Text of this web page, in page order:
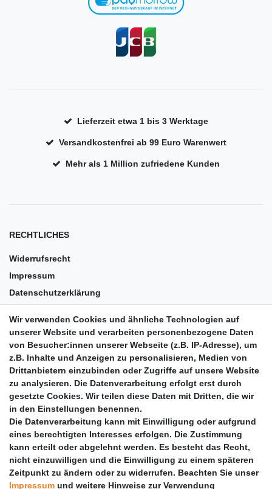
Lieferzeit etwa 1 bis 3 Werktage
Versandkostenfrei ab 99 Euro Warenwert
Mehr als 1 Million zufriedene Kunden
RECHTLICHES
Widerrufsrecht
Impressum
Datenschutzerklärung
Barrierefreiheit
Anleitungen
Vertrag widerrufen
PARTNER
DHL
GLS
PaketPLUS
Wir verwenden Cookies und ähnliche Technologien auf
unserer Website und verarbeiten personenbezogene Daten
von Besucher:innen unserer Webseite (z.B. IP-Adresse), um
z.B. Inhalte und Anzeigen zu personalisieren, Medien von
Drittanbietern einzubinden oder Zugriffe auf unsere Website
zu analysieren. Die Datenverarbeitung erfolgt erst durch
gesetzte Cookies. Wir teilen diese Daten mit Dritten, die wir
in den Einstellungen benennen.
Die Datenverarbeitung kann mit Einwilligung oder aufgrund
eines berechtigten Interesses erfolgen. Die Zustimmung
kann erteilt oder abgelehnt werden. Es besteht das Recht,
nicht einzuwilligen und die Einwilligung zu einem späteren
Zeitpunkt zu ändern oder zu widerrufen. Beachten Sie unser
Impressum und weitere Hinweise zur Verwendung